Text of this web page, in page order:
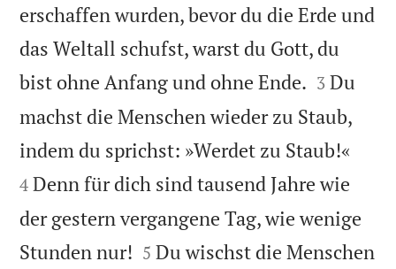
erschaffen wurden, bevor du die Erde und
das Weltall schufst, warst du Gott, du
bist ohne Anfang und ohne Ende. 

3 Du
machst die Menschen wieder zu Staub,
indem du sprichst: »Werdet zu Staub!«
4 Denn für dich sind tausend Jahre wie
der gestern vergangene Tag, wie wenige
Stunden nur! 

5 Du wischst die Menschen